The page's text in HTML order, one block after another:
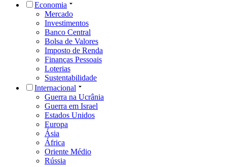
Economia
Mercado
Investimentos
Banco Central
Bolsa de Valores
Imposto de Renda
Finanças Pessoais
Loterias
Sustentabilidade
Internacional
Guerra na Ucrânia
Guerra em Israel
Estados Unidos
Europa
Ásia
África
Oriente Médio
Rússia